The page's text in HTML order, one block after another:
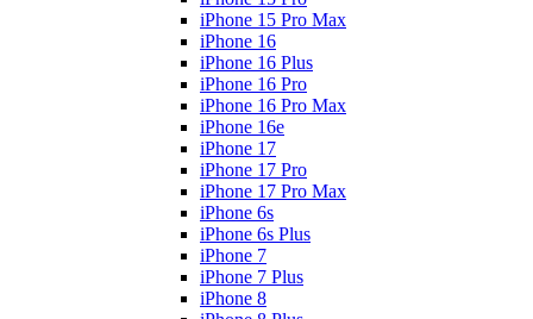
iPhone 15 Pro Max
iPhone 16
iPhone 16 Plus
iPhone 16 Pro
iPhone 16 Pro Max
iPhone 16e
iPhone 17
iPhone 17 Pro
iPhone 17 Pro Max
iPhone 6s
iPhone 6s Plus
iPhone 7
iPhone 7 Plus
iPhone 8